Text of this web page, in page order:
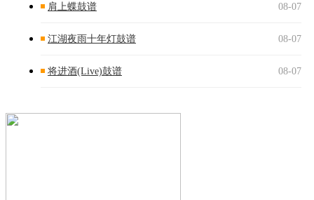
肩上蝶鼓谱 08-07
江湖夜雨十年灯鼓谱 08-07
将进酒(Live)鼓谱 08-07